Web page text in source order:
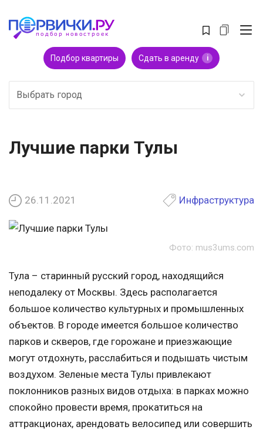
Подбор квартиры Сдать в аренду i
Выбрать город
Лучшие парки Тулы
26.11.2021 Инфраструктура
Фото: mus3ums.com
Тула – старинный русский город, находящийся
неподалеку от Москвы. Здесь располагается
большое количество культурных и промышленных
объектов. В городе имеется большое количество
парков и скверов, где горожане и приезжающие
могут отдохнуть, расслабиться и подышать чистым
воздухом. Зеленые места Тулы привлекают
поклонников разных видов отдыха: в парках можно
спокойно провести время, прокатиться на
аттракционах, арендовать велосипед или совершить